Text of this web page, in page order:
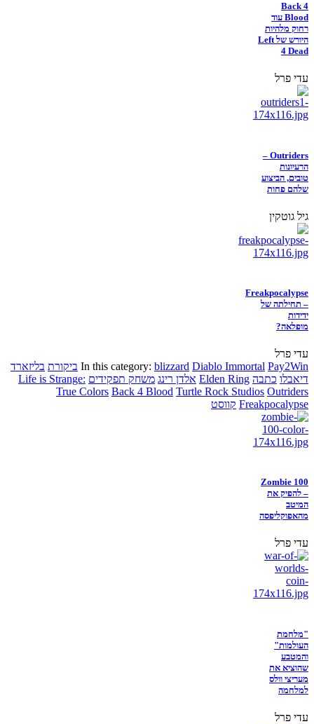
Back 4
Blood עוד
רחוק מלהיות
היורש של Left
4 Dead
עדי פרל
Outriders –
הרעיונות
טובים, הביצוע
שלהם פחות
גיל גוטקין
Freakpocalypse
– תחילתה של
ידידות
מופלאה?
עדי פרל
In this category: blizzard Diablo Immortal Pay2Win ביקורת בליזארד
דיאבלו כתבה Elden Ring אלדן רינג משחק תפקידים Life is Strange:
True Colors Back 4 Blood Turtle Rock Studios Outriders
Freakpocalypse קווסט
Zombie 100
– להפיק את
המיטב
מהאפוקליפסה
עדי פרל
"מלחמת
העולמות"
והמטבע
שהוציא את
מעריצי וולס
למלחמה
עדי פרל